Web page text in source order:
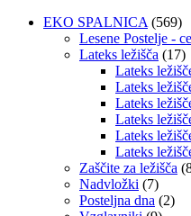
EKO SPALNICA (569)
Lesene Postelje -
Lateks ležišča (17)
Lateks
Lateks
Lateks
Lateks
Lateks
Lateks
Zaščite za ležišča
Nadvložki (7)
Posteljna dna (2)